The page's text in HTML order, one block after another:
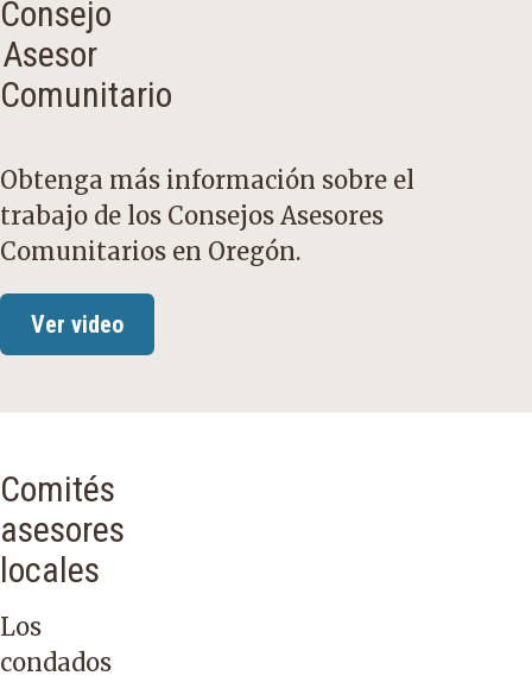
Consejo
Asesor
Comunitario
Obtenga más información sobre el
trabajo de los Consejos Asesores
Comunitarios en Oregón.
Ver video
Comités
asesores
locales
Los
condados